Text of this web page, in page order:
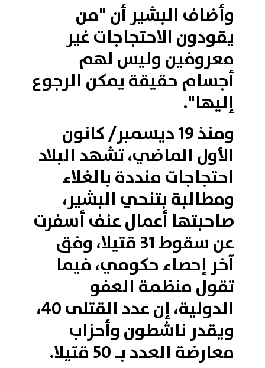
وأضاف البشير أن "من
يقودون الاحتجاجات غير
معروفين وليس لهم
أجسام حقيقة يمكن الرجوع
إليها".
ومنذ 19 ديسمبر/ كانون
الأول الماضي، تشهد البلاد
احتجاجات منددة بالغلاء
ومطالبة بتنحي البشير،
صاحبتها أعمال عنف أسفرت
عن سقوط 31 قتيلا، وفق
آخر إحصاء حكومي، فيما
تقول منظمة العفو
الدولية، إن عدد القتلى 40،
ويقدر ناشطون وأحزاب
معارضة العدد بـ 50 قتيلا.